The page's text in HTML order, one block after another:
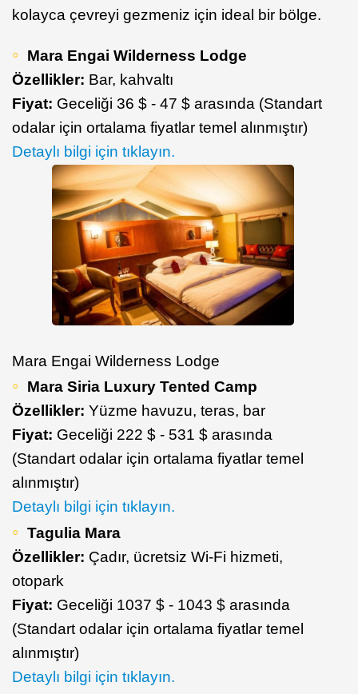
kolayca çevreyi gezmeniz için ideal bir bölge.
Mara Engai Wilderness Lodge
Özellikler: Bar, kahvaltı
Fiyat: Geceliği 36 $ - 47 $ arasında (Standart
odalar için ortalama fiyatlar temel alınmıştır)
Detaylı bilgi için tıklayın.
Mara Engai Wilderness Lodge
Mara Siria Luxury Tented Camp
Özellikler: Yüzme havuzu, teras, bar
Fiyat: Geceliği 222 $ - 531 $ arasında
(Standart odalar için ortalama fiyatlar temel
alınmıştır)
Detaylı bilgi için tıklayın.
Tagulia Mara
Özellikler: Çadır, ücretsiz Wi-Fi hizmeti,
otopark
Fiyat: Geceliği 1037 $ - 1043 $ arasında
(Standart odalar için ortalama fiyatlar temel
alınmıştır)
Detaylı bilgi için tıklayın.